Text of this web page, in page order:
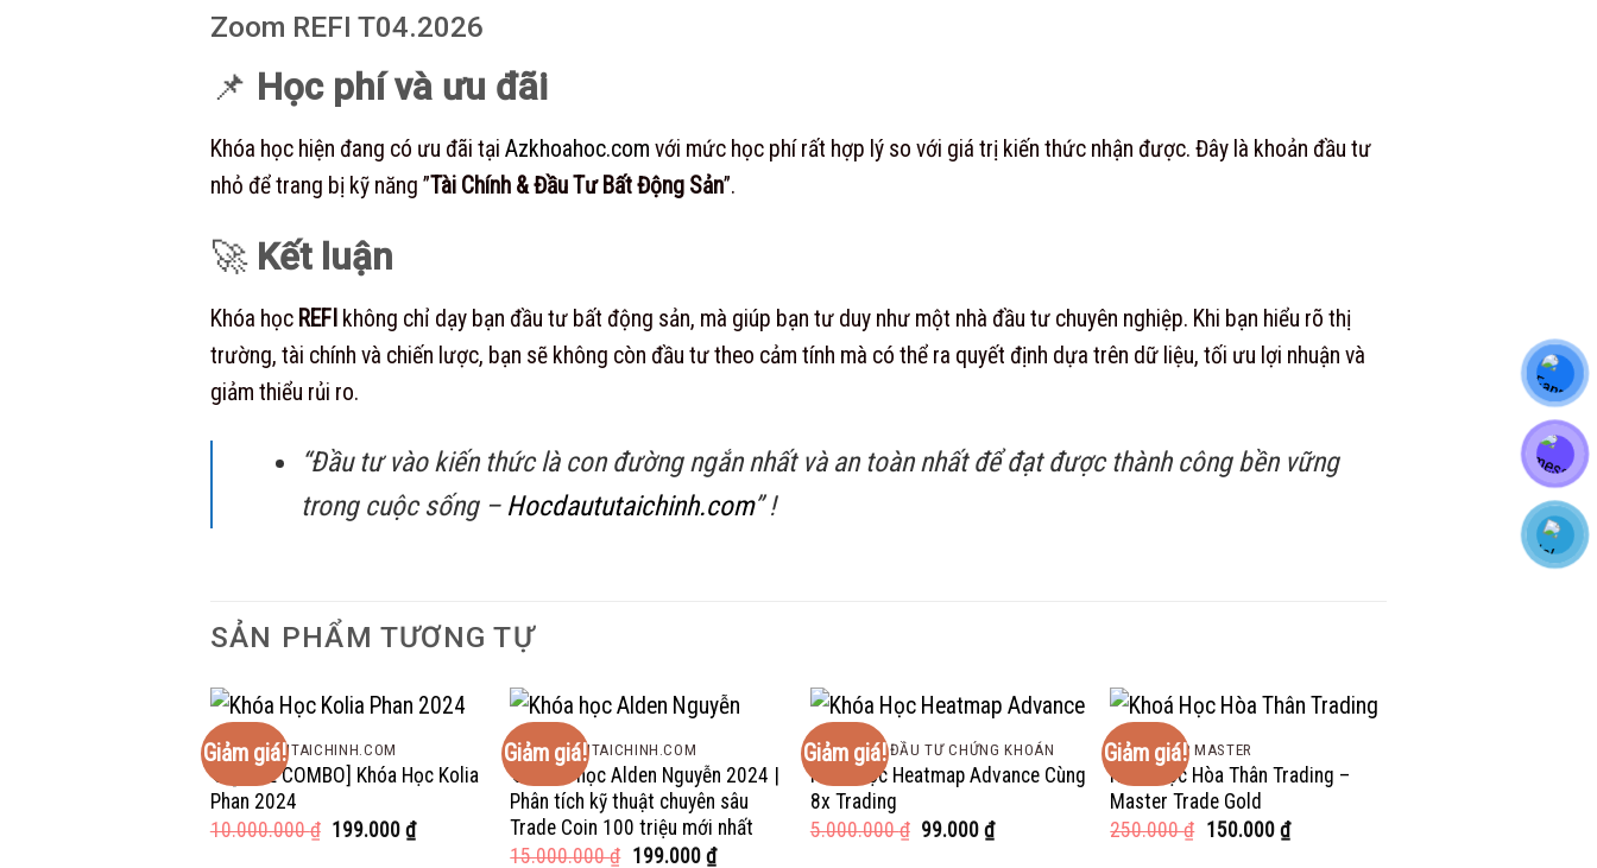
Zoom REFI T04.2026
📌 Học phí và ưu đãi
Khóa học hiện đang có ưu đãi tại Azkhoahoc.com với mức học phí rất hợp lý so với giá trị kiến thức nhận được. Đây là khoản đầu tư
nhỏ để trang bị kỹ năng ”Tài Chính & Đầu Tư Bất Động Sản”.
🚀 Kết luận
Khóa học REFI không chỉ dạy bạn đầu tư bất động sản, mà giúp bạn tư duy như một nhà đầu tư chuyên nghiệp. Khi bạn hiểu rõ thị
trường, tài chính và chiến lược, bạn sẽ không còn đầu tư theo cảm tính mà có thể ra quyết định dựa trên dữ liệu, tối ưu lợi nhuận và
giảm thiểu rủi ro.
“Đầu tư vào kiến thức là con đường ngắn nhất và an toàn nhất để đạt được thành công bền vững
trong cuộc sống – Hocdaututaichinh.com” !
SẢN PHẨM TƯƠNG TỰ
Giảm giá!
HOCDAUTUTAICHINH.COM
🔥[FULL COMBO] Khóa Học Kolia
Phan 2024
10.000.000₫ Giá
199.000₫Giá
Giảm giá!
HOCDAUTUTAICHINH.COM
🔥Khóa học Alden Nguyễn 2024 |
Phân tích kỹ thuật chuyên sâu
Trade Coin 100 triệu mới nhất
15.000.000₫ Giá
199.000 ₫Giá
Giảm giá!
KHÓA HỌC ĐẦU TƯ CHỨNG KHOÁN
Khóa Học Heatmap Advance Cùng
8x Trading
5.000.000₫ Giá
99.000₫Giá
Giảm giá!
COMBO VIP MASTER
Khoá Học Hòa Thân Trading –
Master Trade Gold
250.000₫ Giá
150.000 ₫Giá